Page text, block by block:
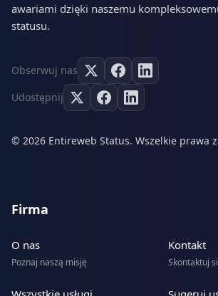
awariami dzięki naszemu
statusu.
Obserwuj nas
Udostępnij
© 2026 Entireweb Status. Wszelkie prawa
Firma
O nas
Poznaj naszą misję
Kontakt
Skontaktuj